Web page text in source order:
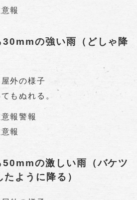
報
の強い雨（どしゃ降
外の様子
もぬれる。
報警報
報
の激しい雨（バケツ
ように降る）